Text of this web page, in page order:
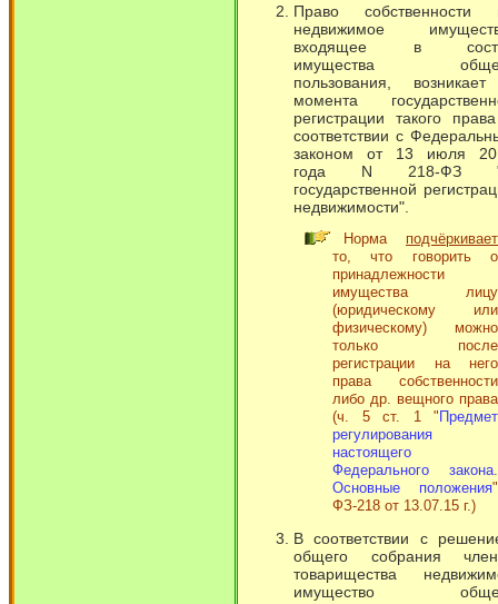
Право собственности
недвижимое
входящее в
имущества
пользования,
момента
регистрации такого
соответствии с
законом от 13 июля
года N 218-ФЗ
государственной
недвижимости".
Норма подчёркивает
то, что говорить о
принадлежности
имущества лицу
(юридическому или
физическому) можно
только после
регистрации на него
права собственности
либо др. вещного права
(ч. 5 ст. 1 " Предмет
регулирования
настоящего
Федерального закона.
Основные положения"
ФЗ-218 от 13.07.15 г.)
В соответствии с
общего собрания
товарищества
имущество